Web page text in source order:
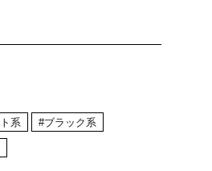
系 #ブラック系